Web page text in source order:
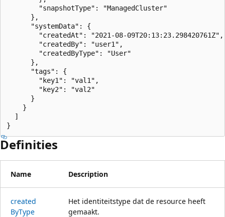
        "snapshotType": "ManagedCluster"
      },
      "systemData": {
        "createdAt": "2021-08-09T20:13:23.298420761Z",
        "createdBy": "user1",
        "createdByType": "User"
      },
      "tags": {
        "key1": "val1",
        "key2": "val2"
      }
    }
  ]
}
Definities
Name Description
created
ByType
Het identiteitstype dat de resource heeft
gemaakt.